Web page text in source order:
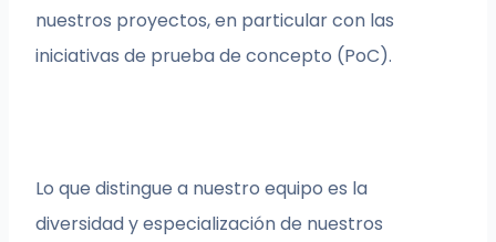
nuestros proyectos, en particular con las
iniciativas de prueba de concepto (PoC).
Lo que distingue a nuestro equipo es la
diversidad y especialización de nuestros